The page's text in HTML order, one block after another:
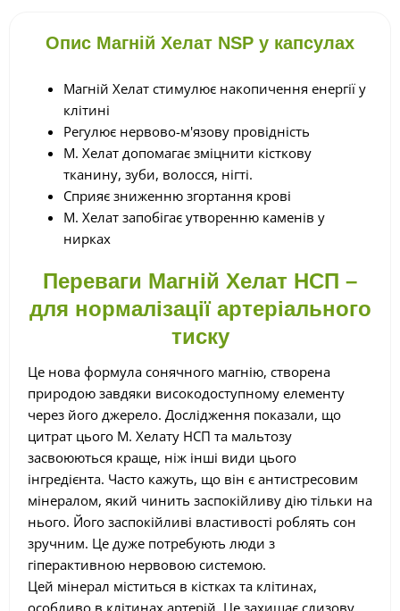
Опис Магній Хелат NSP у капсулах
Магній Хелат стимулює накопичення енергії у
клітині
Регулює нервово-м'язову провідність
М. Хелат допомагає зміцнити кісткову
тканину, зуби, волосся, нігті.
Сприяє зниженню згортання крові
М. Хелат запобігає утворенню каменів у
нирках
Переваги Магній Хелат НСП –
для нормалізації артеріального
тиску
Це нова формула сонячного магнію, створена
природою завдяки високодоступному елементу
через його джерело. Дослідження показали, що
цитрат цього М. Хелату НСП та мальтозу
засвоюються краще, ніж інші види цього
інгредієнта. Часто кажуть, що він є антистресовим
мінералом, який чинить заспокійливу дію тільки на
нього. Його заспокійливі властивості роблять сон
зручним. Це дуже потребують люди з
гіперактивною нервовою системою.
Цей мінерал міститься в кістках та клітинах,
особливо в клітинах артерій. Це захищає слизову